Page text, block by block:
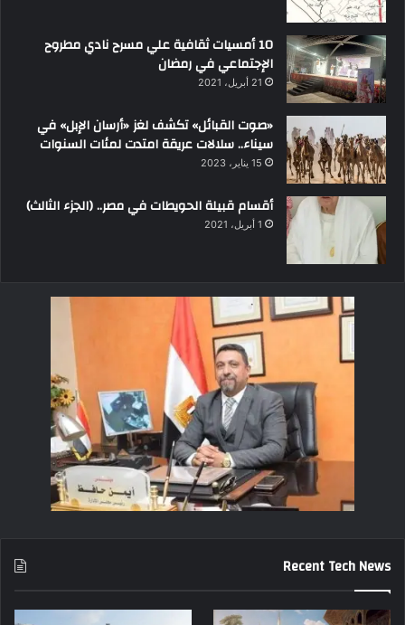
10 أمسيات ثقافية علي مسرح نادي مطروح
الإجتماعي في رمضان
21 أبريل، 2021
«صوت القبائل» تكشف لغز «أرسان الإبل» في
سيناء.. سلالات عريقة امتدت لمئات السنوات
15 يناير، 2023
أقسام قبيلة الحويطات في مصر.. (الجزء الثالث)
1 أبريل، 2021
Recent Tech News